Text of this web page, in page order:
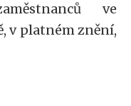
ve
v platném znění,